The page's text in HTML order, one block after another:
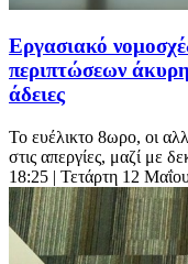
Εργασιακό
περιπτώσεων
άδειες
Το ευέλικτο 8ωρο, οι
στις απεργίες, μαζί με
18:25 | Τετάρτη 12